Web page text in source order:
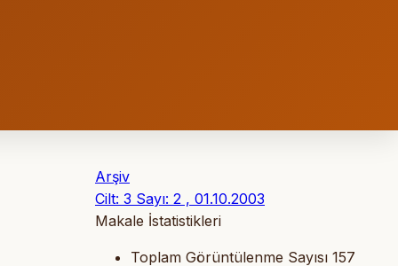
Arşiv
Cilt: 3 Sayı: 2 , 01.10.2003
Makale İstatistikleri
Toplam Görüntülenme Sayısı 157